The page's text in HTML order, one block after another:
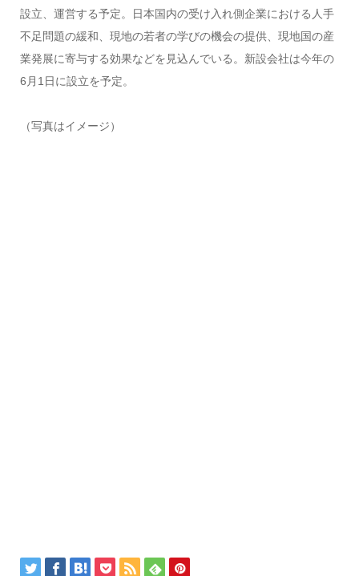
設立、運営する予定。日本国内の受け入れ側企業における人手
不足問題の緩和、現地の若者の学びの機会の提供、現地国の産
業発展に寄与する効果などを見込んでいる。新設会社は今年の
6月1日に設立を予定。
（写真はイメージ）